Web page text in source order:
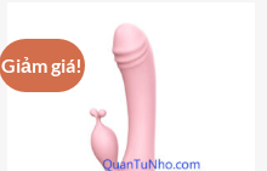
Giảm giá!